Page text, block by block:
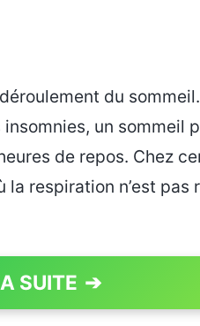
du
un sommeil
de repos. Chez
la respiration n’est
SUITE ➔
PAGE 1 OF 3